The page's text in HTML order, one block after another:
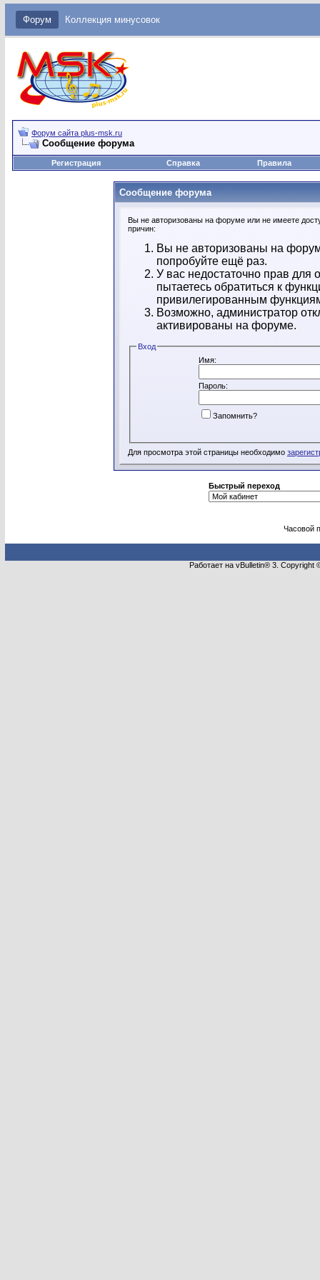
Форум Коллекция минусовок
Форум сайта plus-msk.ru
Сообщение форума
Регистрация Справка Правила
Сообщение форума
Вы не авторизованы на форуме или не имеете
причин:
Вы не авторизованы на
попробуйте ещё раз.
У вас недостаточно прав
пытаетесь обратиться к
привилегированным
Возможно, администратор
активированы на форуме.
Вход
Имя:
Пароль:
Запомнить?
Для просмотра этой страницы необходимо
Быстрый переход
Часовой
Работает на vBulletin® 3.